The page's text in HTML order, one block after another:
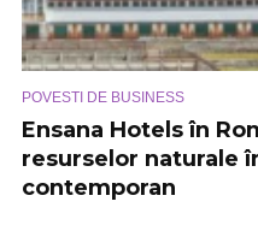
POVESTI DE BUSINESS
Ensana Hotels în
resurselor naturale
contemporan